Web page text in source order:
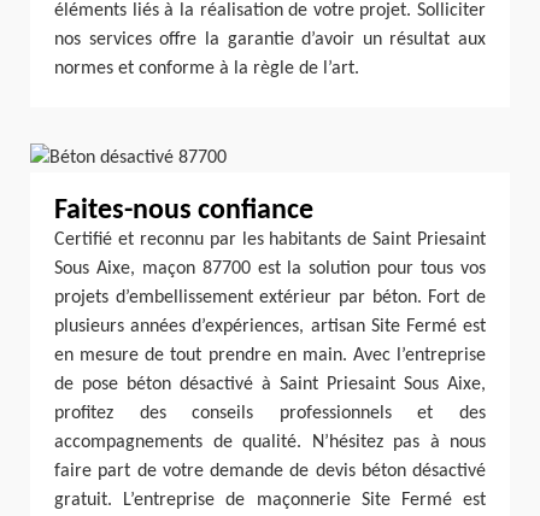
éléments liés à la réalisation de votre projet. Solliciter
nos services offre la garantie d’avoir un résultat aux
normes et conforme à la règle de l’art.
Faites-nous confiance
Certifié et reconnu par les habitants de Saint Priesaint
Sous Aixe, maçon 87700 est la solution pour tous vos
projets d’embellissement extérieur par béton. Fort de
plusieurs années d’expériences, artisan Site Fermé est
en mesure de tout prendre en main. Avec l’entreprise
de pose béton désactivé à Saint Priesaint Sous Aixe,
profitez des conseils professionnels et des
accompagnements de qualité. N’hésitez pas à nous
faire part de votre demande de devis béton désactivé
gratuit. L’entreprise de maçonnerie Site Fermé est